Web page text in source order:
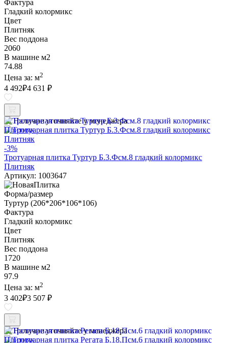
Фактура
Гладкий колормикс
Цвет
Плитняк
Вес поддона
2060
В машине м2
74.88
Цена за: м2
4 492₽4 631 ₽
Наличие уточняйте у менеджера
-3%
Тротуарная плитка Туртур Б.3.Фсм.8 гладкий колормикс
Плитняк
Артикул: 1003647
Форма/размер
Туртур (206*206*106*106)
Фактура
Гладкий колормикс
Цвет
Плитняк
Вес поддона
1720
В машине м2
97.9
Цена за: м2
3 402₽3 507 ₽
Наличие уточняйте у менеджера